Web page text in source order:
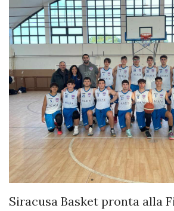
Siracusa Basket pronta alla